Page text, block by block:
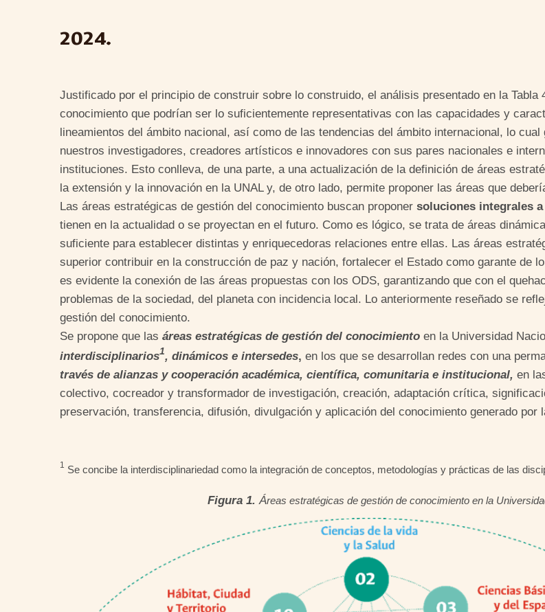
2024.
Justificado por el principio de construir sobre lo construido, el análisis presentado en la
conocimiento que podrían ser lo suficientemente representativas con las capacidades y
lineamientos del ámbito nacional, así como de las tendencias del ámbito internacional, lo
nuestros investigadores, creadores artísticos e innovadores con sus pares nacionales e
instituciones. Esto conlleva, de una parte, a una actualización de la definición de áreas
la extensión y la innovación en la UNAL y, de otro lado, permite proponer las áreas que
Las áreas estratégicas de gestión del conocimiento buscan proponersoluciones integrales
tienen en la actualidad o se proyectan en el futuro. Como es lógico, se trata de áreas
suficiente para establecer distintas y enriquecedoras relaciones entre ellas. Las áreas
superior contribuir en la construcción de paz y nación, fortalecer el Estado como garante de
es evidente la conexión de las áreas propuestas con los ODS, garantizando que con el
problemas de la sociedad, del planeta con incidencia local. Lo anteriormente reseñado se
gestión del conocimiento.
Se propone que lasáreas estratégicas de gestión del conocimientoen la Universidad
interdisciplinarios1, dinámicos e intersedes,en los que se desarrollan redes con una
través de alianzas y cooperación académica, científica, comunitaria e institucional,en
colectivo, cocreador y transformador de investigación, creación, adaptación crítica,
preservación, transferencia, difusión, divulgación y aplicación del conocimiento generado por
1 Se concibe la interdisciplinariedad como la integración de conceptos, metodologías y prácticas de las
Figura 1. Áreas estratégicas de gestión de conocimiento en la